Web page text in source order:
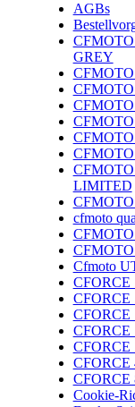
AGBs
GREY
CFMOTO
CFMOTO
LIMITED
cfmoto
Cfmoto
CFORCE
CFORCE
CFORCE
CFORCE
CFORCE
CFORCE
Cookie-